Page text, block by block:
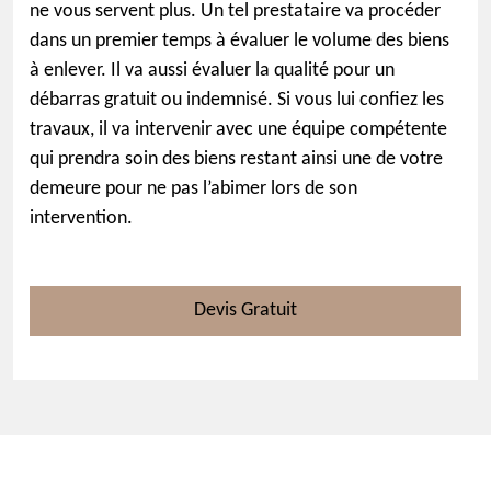
ne vous servent plus. Un tel prestataire va procéder
dans un premier temps à évaluer le volume des biens
à enlever. Il va aussi évaluer la qualité pour un
débarras gratuit ou indemnisé. Si vous lui confiez les
travaux, il va intervenir avec une équipe compétente
qui prendra soin des biens restant ainsi une de votre
demeure pour ne pas l’abimer lors de son
intervention.
Devis Gratuit